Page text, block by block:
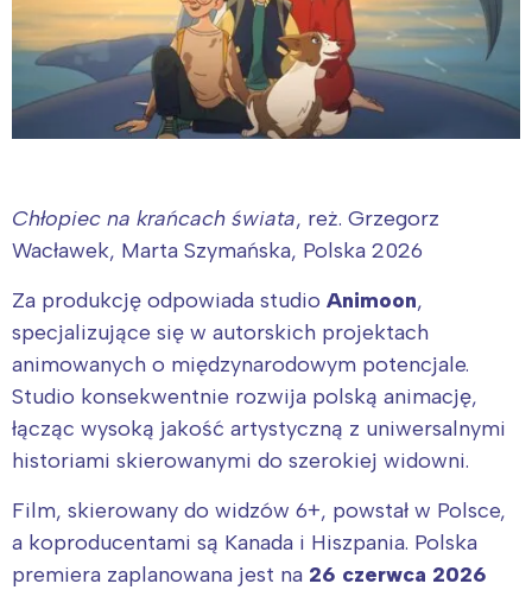
Chłopiec na krańcach świata, reż. Grzegorz
Wacławek, Marta Szymańska, Polska 2026
Za produkcję odpowiada studio Animoon,
specjalizujące się w autorskich projektach
animowanych o międzynarodowym potencjale.
Studio konsekwentnie rozwija polską animację,
łącząc wysoką jakość artystyczną z uniwersalnymi
historiami skierowanymi do szerokiej widowni.
Film, skierowany do widzów 6+, powstał w Polsce,
a koproducentami są Kanada i Hiszpania. Polska
premiera zaplanowana jest na 26 czerwca 2026
Trójmiasto
Poznań
Wrocław
Południe
Północ
Wszystkie